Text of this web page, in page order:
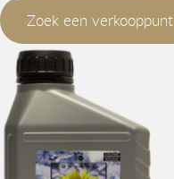
Zoek een verkooppunt